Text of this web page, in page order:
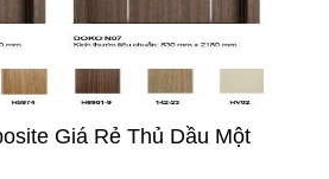
Giá Rẻ Thủ Dầu Một